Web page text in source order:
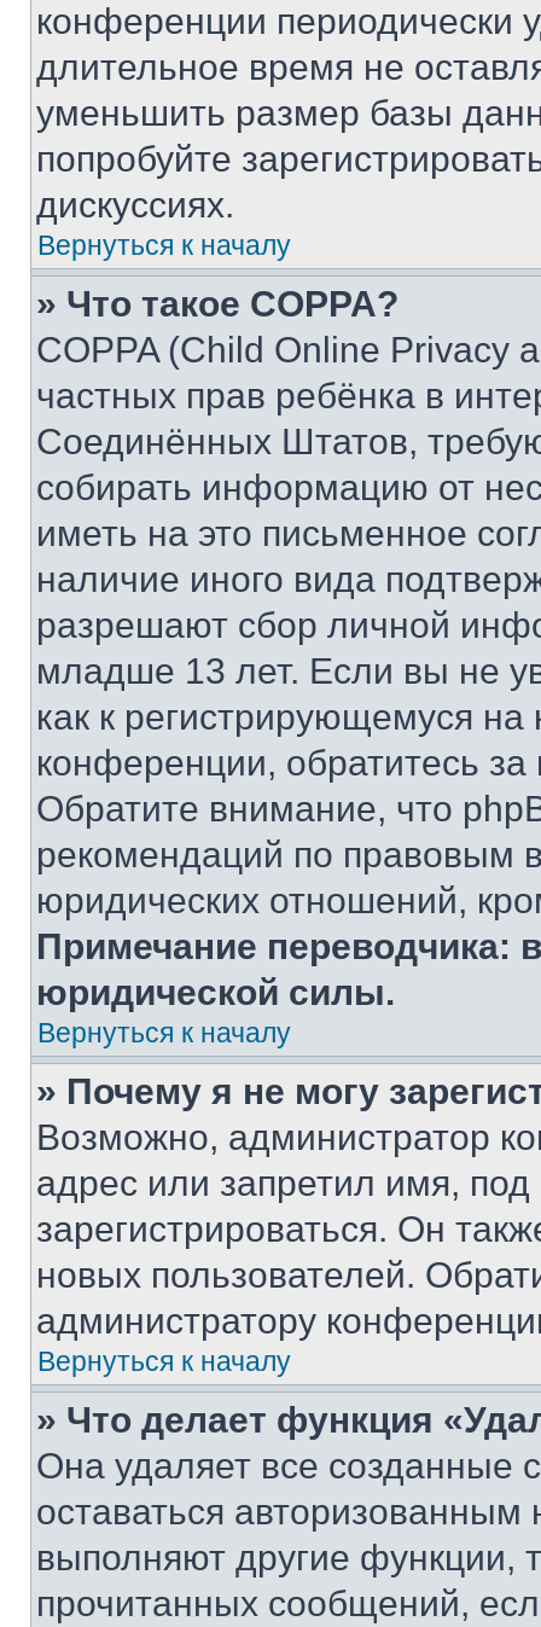
конференции периодически
длительное время не
уменьшить размер базы
попробуйте
дискуссиях.
Вернуться к началу
» Что такое COPPA?
COPPA (Child Online Privacy
частных прав ребёнка в
Соединённых Штатов,
собирать информацию от
иметь на это письменное
наличие иного вида
разрешают сбор личной
младше 13 лет. Если вы не
как к регистрирующемуся
конференции, обратитесь
Обратите внимание, что
рекомендаций по правовым
юридических отношений,
Примечание переводчика:
юридической силы.
Вернуться к началу
» Почему я не могу
Возможно, администратор
адрес или запретил имя,
зарегистрироваться. Он
новых пользователей.
администратору
Вернуться к началу
» Что делает функция
Она удаляет все созданные
оставаться
выполняют другие функции,
прочитанных сообщений,